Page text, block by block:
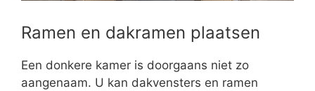
Ramen en dakramen plaatsen
Een donkere kamer is doorgaans niet zo
aangenaam. U kan dakvensters en ramen